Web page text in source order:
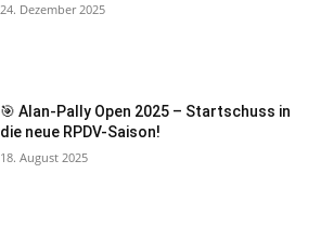
24. Dezember 2025
🎯 Alan-Pally Open 2025 – Startschuss in
die neue RPDV-Saison!
18. August 2025